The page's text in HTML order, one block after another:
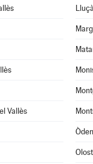
Lluçà
Vallès
Olost